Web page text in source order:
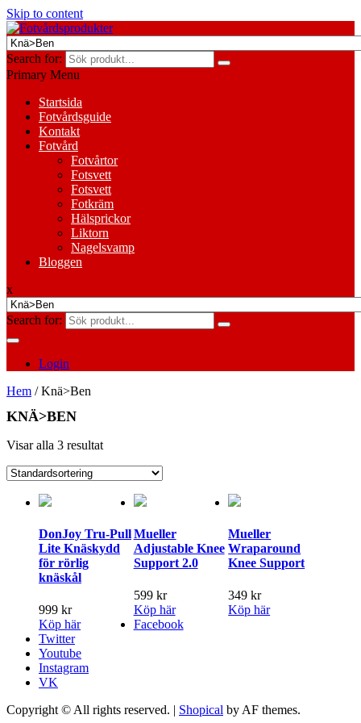
Skip to content
Search for:
Primary Menu
Startsida
Fotvårdsguide
Kontakt
Fotvård
Fotvårtor
Fotsvett
Fotsvett
Fotkräm
Hälsprickor
Liktorn
Nagelsvamp
Bloggen
x
Search for:
Login
Hem / Knä>Ben
KNÄ>BEN
Visar alla 3 resultat
DonJoy Tru-Pull
Lite Knäskydd
för rörlig
knäskål
999 kr
Köp här
Mueller
Adjustable Knee
Support 2.0
599 kr
Köp här
Mueller
Wraparound
Knee Support
349kr
Köp här
Facebook
Twitter
Youtube
Instagram
VK
Copyright © All rights reserved. | Shopical by AF themes.